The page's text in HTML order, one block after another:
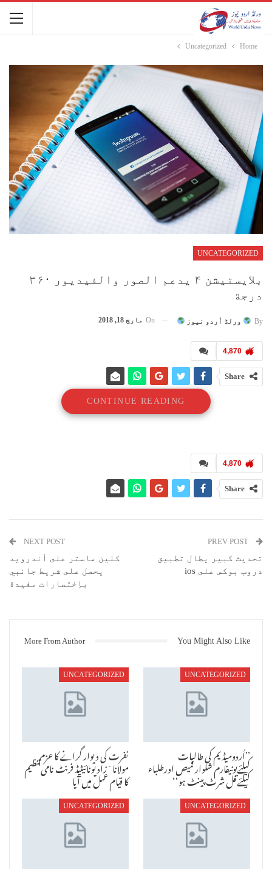
Home
Uncategorized
UNCATEGORIZED
بلايستيشن ۴ يدعم الصور والفيديور ۳۶۰
درجة
By ورلڈ اُردو نیوز On مارچ 18, 2018
4,870
Share
CONTINUE READING
4,870
Share
تحديث كبير يطال تطبيق
دروب بوكس على ios
NEXT POST
كلين ماستر على أندرويد
يحصل على شريط جانبي
بإختصارات مفيدة
You Might Also Like
More From Author
UNCATEGORIZED
’’اُردومیڈیم کی طالبات
کیلئےیونیفارم شلوار قمیص اورطلباء
کیلئے فل شرٹ پینٹ ہو‘‘
UNCATEGORIZED
نفرت کی دیوار گرانے کا عزم
مولانا ٓزاد یونائیٹیڈ فرنٹ نامی تنظیم
کا قیام عمل میں آیا
UNCATEGORIZED
UNCATEGORIZED